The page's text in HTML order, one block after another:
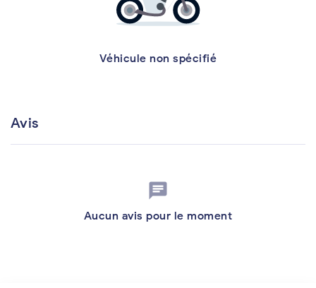
Véhicule non spécifié
Avis
chat
Aucun avis pour le moment